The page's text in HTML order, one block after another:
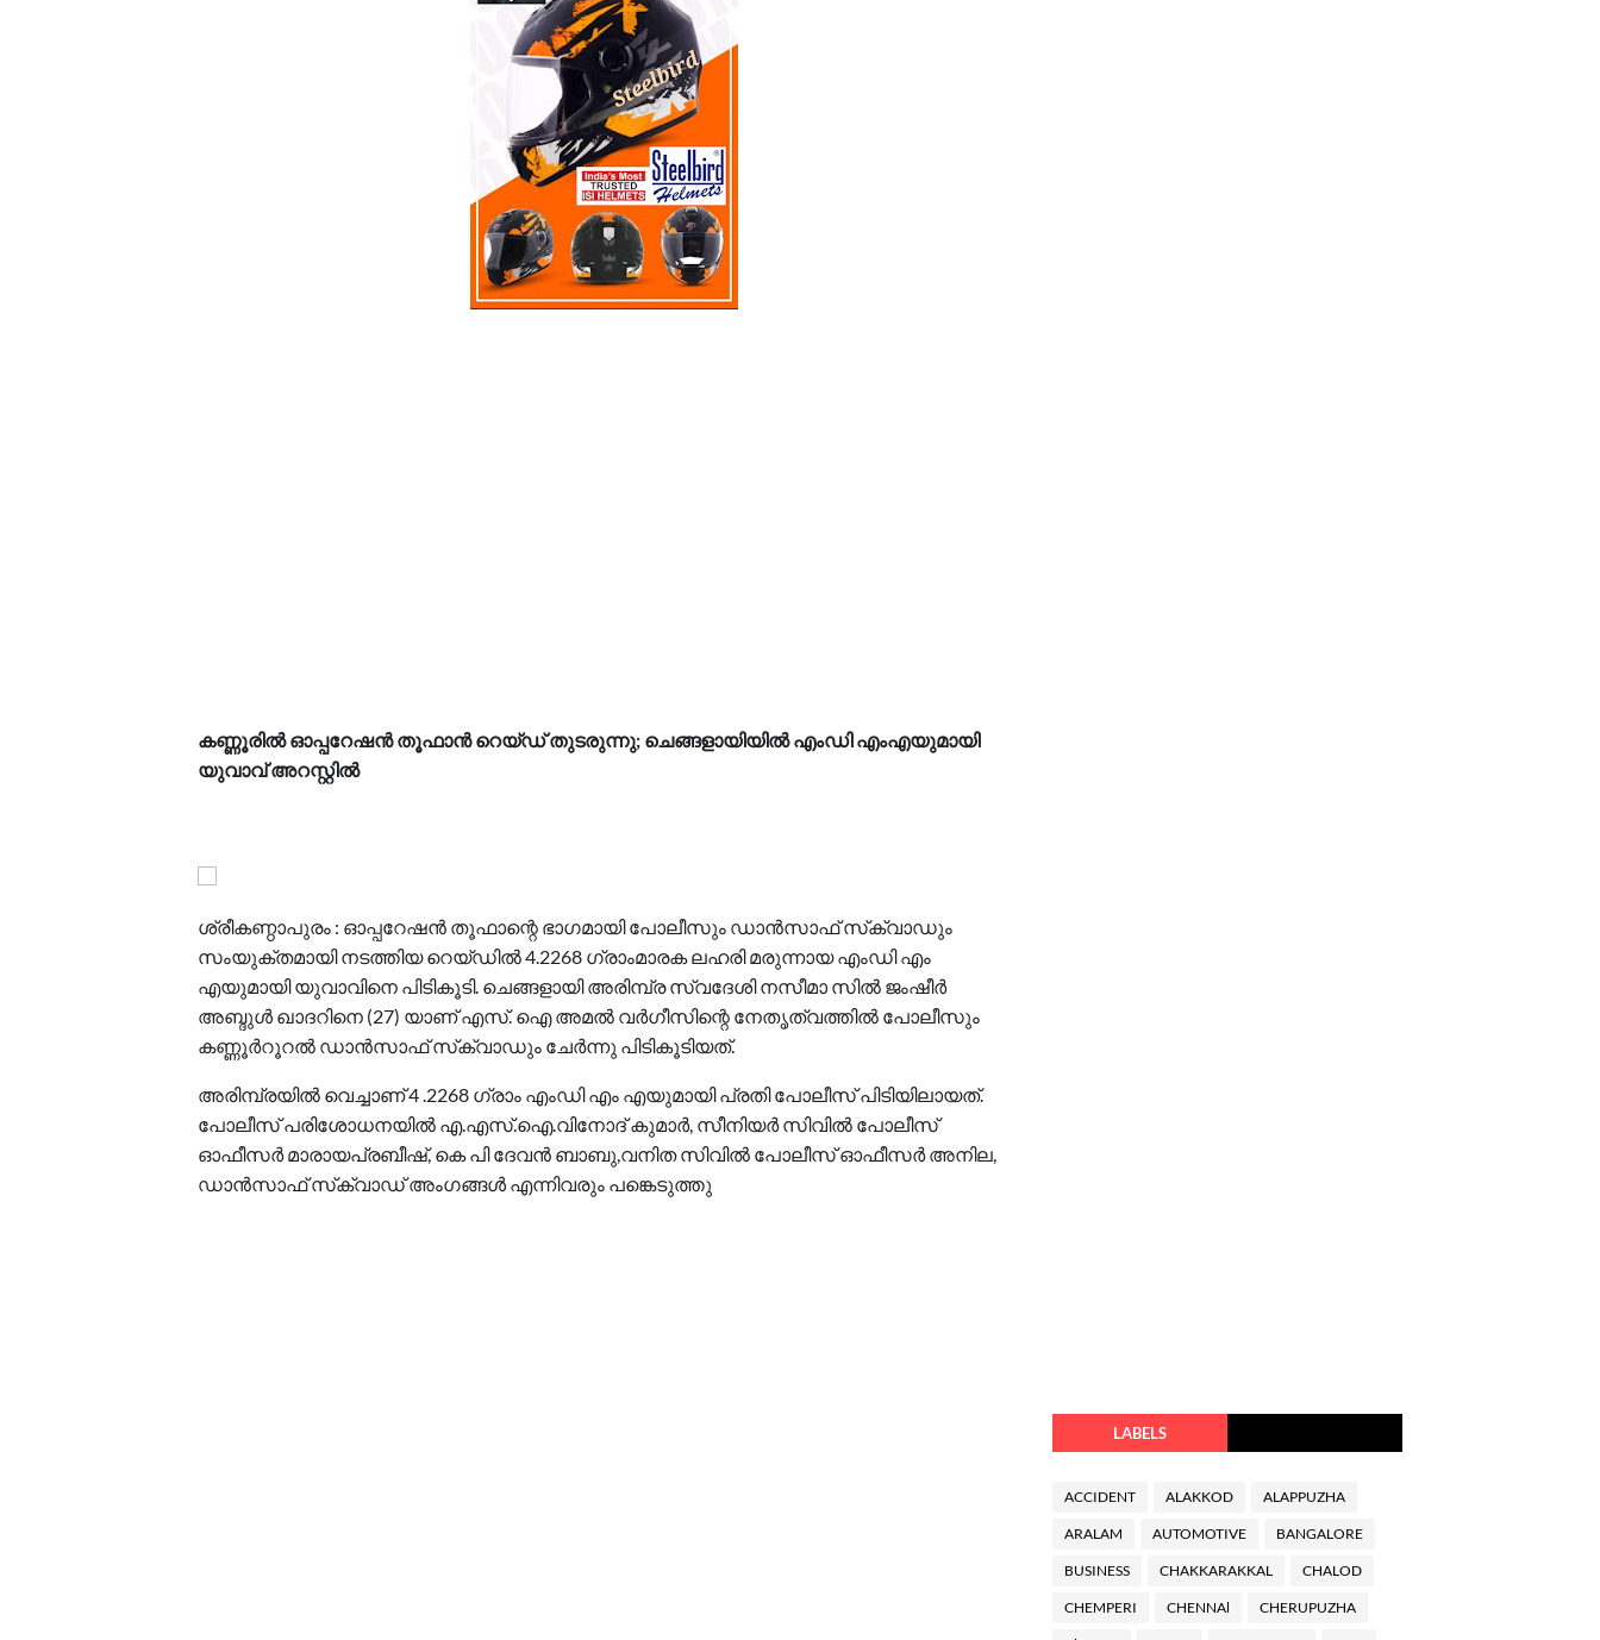
കണ്ണൂരില്‍ ഓപ്പറേഷന്‍ തൂഫാന്‍ റെയ്ഡ് തുടരുന്നു; ചെങ്ങളായിയില്‍ എംഡി എംഎയുമായി
യുവാവ് അറസ്റ്റില്‍
ശ്രീകണ്ഠാപുരം : ഓപ്പറേഷന്‍ തൂഫാന്റെ ഭാഗമായി പോലീസും ഡാന്‍സാഫ് സ്‌ക്വാഡും
സംയുക്തമായി നടത്തിയ റെയ്ഡില്‍ 4.2268 ഗ്രാംമാരക ലഹരി മരുന്നായ എംഡി എം
എയുമായി യുവാവിനെ പിടികൂടി. ചെങ്ങളായി അരിമ്പ്ര സ്വദേശി നസീമാ സില്‍ ജംഷീര്‍
അബ്ദുള്‍ ഖാദറിനെ (27) യാണ് എസ്. ഐ അമല്‍ വര്‍ഗീസിന്റെ നേതൃത്വത്തില്‍ പോലീസും
കണ്ണൂര്‍റൂറല്‍ ഡാന്‍സാഫ് സ്‌ക്വാഡും ചേര്‍ന്നു പിടികൂടിയത്.
അരിമ്പ്രയില്‍ വെച്ചാണ് 4 .2268 ഗ്രാം എംഡി എം എയുമായി പ്രതി പോലീസ് പിടിയിലായത്.
പോലീസ് പരിശോധനയില്‍ എ.എസ്.ഐ.വിനോദ് കുമാര്‍, സീനിയര്‍ സിവില്‍ പോലീസ്
ഓഫീസര്‍ മാരായപ്രബീഷ്, കെ പി ദേവന്‍ ബാബു,വനിത സിവില്‍ പോലീസ് ഓഫീസര്‍ അനില,
ഡാന്‍സാഫ് സ്‌ക്വാഡ് അംഗങ്ങള്‍ എന്നിവരും പങ്കെടുത്തു
LABELS
ACCIDENT ALAKKOD ALAPPUZHA
ARALAM AUTOMOTIVE BANGALORE
BUSINESS CHAKKARAKKAL CHALOD
CHEMPERI CHENNAl CHERUPUZHA